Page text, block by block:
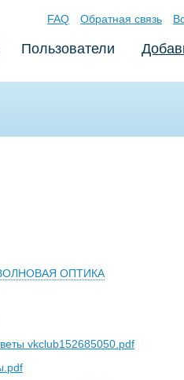
FAQ Обратная связь
Пользователи
ВОЛНОВАЯ ОПТИКА
vkclub152685050.pdf